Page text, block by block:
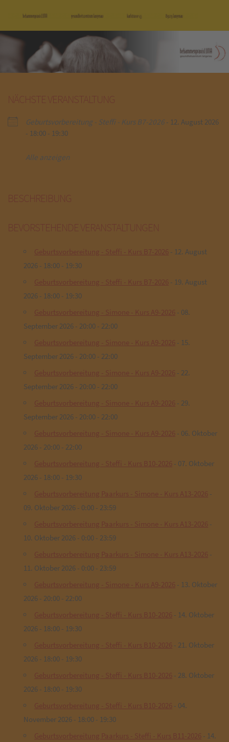
springen
NÄCHSTE VERANSTALTUNG
Geburtsvorbereitung - Steffi - Kurs B7-2026 - 12. August 2026
- 18:00 - 19:30
Alle anzeigen
BESCHREIBUNG
BEVORSTEHENDE VERANSTALTUNGEN
Geburtsvorbereitung - Steffi - Kurs B7-2026 - 12. August
2026 - 18:00 - 19:30
Geburtsvorbereitung - Steffi - Kurs B7-2026 - 19. August
2026 - 18:00 - 19:30
Geburtsvorbereitung - Simone - Kurs A9-2026 - 08.
September 2026 - 20:00 - 22:00
Geburtsvorbereitung - Simone - Kurs A9-2026 - 15.
September 2026 - 20:00 - 22:00
Geburtsvorbereitung - Simone - Kurs A9-2026 - 22.
September 2026 - 20:00 - 22:00
Geburtsvorbereitung - Simone - Kurs A9-2026 - 29.
September 2026 - 20:00 - 22:00
Geburtsvorbereitung - Simone - Kurs A9-2026 - 06. Oktober
2026 - 20:00 - 22:00
Geburtsvorbereitung - Steffi - Kurs B10-2026 - 07. Oktober
2026 - 18:00 - 19:30
Geburtsvorbereitung Paarkurs - Simone - Kurs A13-2026 -
09. Oktober 2026 - 0:00 - 23:59
Geburtsvorbereitung Paarkurs - Simone - Kurs A13-2026 -
10. Oktober 2026 - 0:00 - 23:59
Geburtsvorbereitung Paarkurs - Simone - Kurs A13-2026 -
11. Oktober 2026 - 0:00 - 23:59
Geburtsvorbereitung - Simone - Kurs A9-2026 - 13. Oktober
2026 - 20:00 - 22:00
Geburtsvorbereitung - Steffi - Kurs B10-2026 - 14. Oktober
2026 - 18:00 - 19:30
Geburtsvorbereitung - Steffi - Kurs B10-2026 - 21. Oktober
2026 - 18:00 - 19:30
Geburtsvorbereitung - Steffi - Kurs B10-2026 - 28. Oktober
2026 - 18:00 - 19:30
Geburtsvorbereitung - Steffi - Kurs B10-2026 - 04.
November 2026 - 18:00 - 19:30
Geburtsvorbereitung Paarkurs - Steffi - Kurs B11-2026 - 14.